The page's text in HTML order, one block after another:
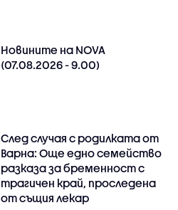
Новините на NOVA
(07.08.2026 - 9.00)
След случая с родилката от
Варна: Още едно семейство
разказа за бременност с
трагичен край, проследена
от същия лекар